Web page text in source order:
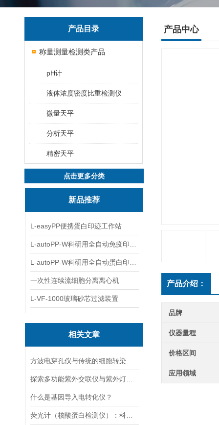
产品目录
称量测量检测类产品
pH计
液体浓度密度比重检测仪
微量天平
分析天平
精密天平
点击更多分类
新品推荐
L-easyPP便携蛋白印迹工作站
一次性连续流细胞分离离心机
L-VF-1000玻璃砂芯过滤装置
相关文章
什么是基因导入电转化仪？
产品中心
产品介绍：
品牌
仪器量程
价格区间
应用领域